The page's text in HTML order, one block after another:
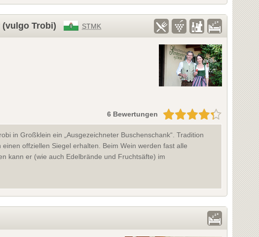
Trobi) STMK
6 Bewertungen
in Großklein ein „Ausgezeichneter Buschenschank“. Tradition
offziellen Siegel erhalten. Beim Wein werden fast alle
kann er (wie auch Edelbrände und Fruchtsäfte) im